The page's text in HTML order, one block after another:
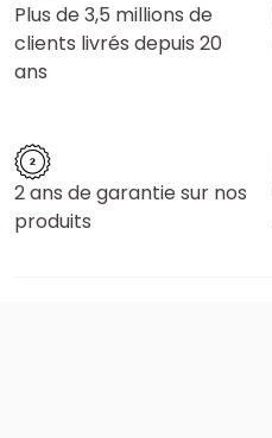
Plus de 3,5 millions de
clients livrés depuis 20
ans
2 ans de garantie sur nos
produits